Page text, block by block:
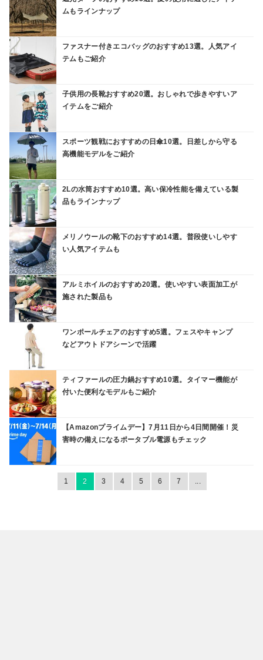
ムもラインナップ
ファスナー付きエコバッグのおすすめ13選。人気アイ
テムもご紹介
子供用の長靴おすすめ20選。おしゃれで歩きやすいア
イテムをご紹介
スポーツ観戦におすすめの日傘10選。日差しから守る
高機能モデルをご紹介
2Lの水筒おすすめ10選。高い保冷性能を備えている製
品もラインナップ
メリノウールの靴下のおすすめ14選。普段使いしやす
い人気アイテムも
アルミホイルのおすすめ20選。使いやすい表面加工が
施された製品も
ワンポールチェアのおすすめ5選。フェスやキャンプ
などアウトドアシーンで活躍
ティファールの圧力鍋おすすめ10選。タイマー機能が
付いた便利なモデルもご紹介
【Amazonプライムデー】7月11日から4日間開催！災
害時の備えになるポータブル電源もチェック
1 2 3 4 5 6 7 ...